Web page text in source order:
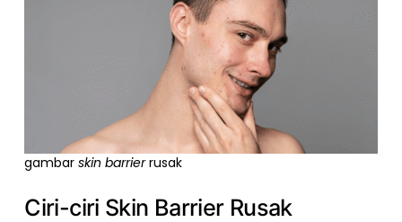
gambarskin barrierrusak
Ciri-ciri Skin Barrier Rusak